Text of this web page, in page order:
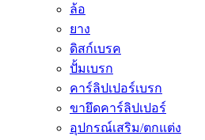
ล้อ
ยาง
ดิสก์เบรค
ปั้มเบรก
คาร์ลิปเปอร์เบรก
ขายึดคาร์ลิปเปอร์
อุปกรณ์เสริม/ตกแต่ง